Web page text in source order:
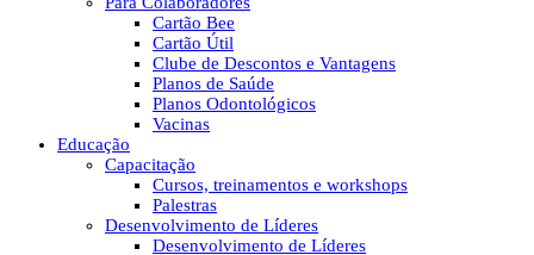
Cartão Bee
Cartão Útil
Clube de Descontos e Vantagens
Planos de Saúde
Planos Odontológicos
Vacinas
Educação
Capacitação
Cursos, treinamentos e workshops
Palestras
Desenvolvimento de Líderes
Desenvolvimento de Líderes